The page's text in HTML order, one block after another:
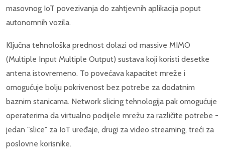
masovnog IoT povezivanja do zahtjevnih aplikacija poput
autonomnih vozila.
Ključna tehnološka prednost dolazi od massive MIMO
(Multiple Input Multiple Output) sustava koji koristi desetke
antena istovremeno. To povećava kapacitet mreže i
omogućuje bolju pokrivenost bez potrebe za dodatnim
baznim stanicama. Network slicing tehnologija pak omogućuje
operaterima da virtualno podijele mrežu za različite potrebe -
jedan "slice" za IoT uređaje, drugi za video streaming, treći za
poslovne korisnike.